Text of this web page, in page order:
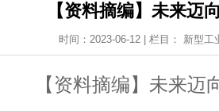
【资料摘编】未来迈
时间：2023-06-12 | 栏目： 新型工
【资料摘编】未来迈